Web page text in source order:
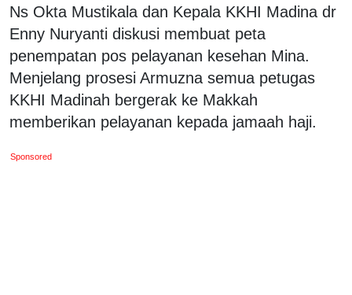
Ns Okta Mustikala dan Kepala KKHI Madina dr
Enny Nuryanti diskusi membuat peta
penempatan pos pelayanan kesehan Mina.
Menjelang prosesi Armuzna semua petugas
KKHI Madinah bergerak ke Makkah
memberikan pelayanan kepada jamaah haji.
Sponsored